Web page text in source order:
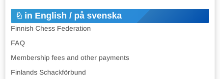
in English / på svenska
Finnish Chess Federation
FAQ
Membership fees and other payments
Finlands Schackförbund